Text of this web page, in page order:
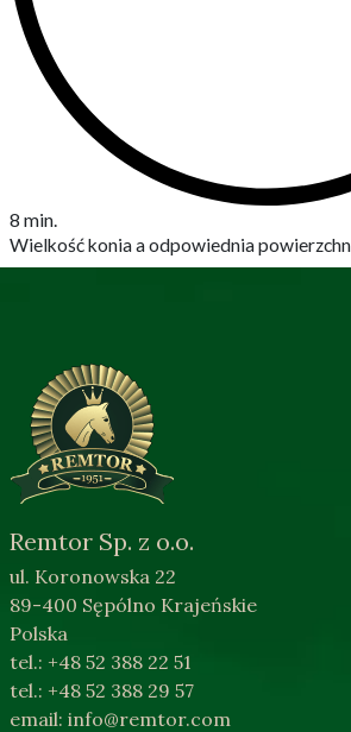
8 min.
Wielkość konia a odpowiednia
Remtor Sp. z o.o.
ul. Koronowska 22
89-400 Sępólno Krajeńskie
Polska
tel.: +48 52 388 22 51
tel.: +48 52 388 29 57
email: info@remtor.com